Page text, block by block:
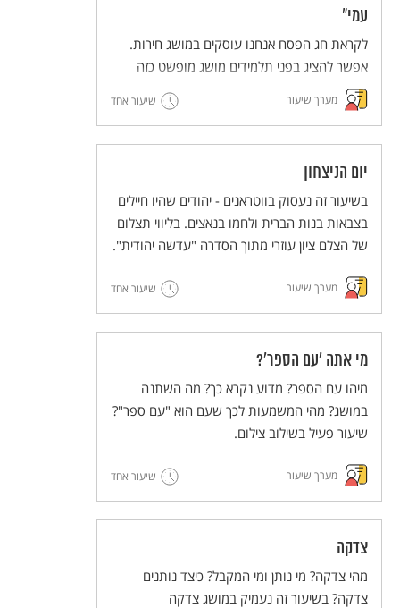
עמי"
לקראת חג הפסח אנחנו עוסקים במושג חירות.
אפשר להציג בפני תלמידים מושג מופשט כזה
באמצעות אירועים שהתרחשו במציאות. המשותף
לשני האירועים האלה הוא השימוש בפסוק "שלח
מערך שיעור שיעור אחד
יום הניצחון
בשיעור זה נעסוק בווטראנים - יהודים שהיו חיילים
בצבאות בנות הברית ולחמו בנאצים. בליווי תצלום
של הצלם ציון עוזרי מתוך הסדרה "עדשה יהודית".
מערך שיעור שיעור אחד
מי אתה 'עם הספר'?
מיהו עם הספר? מדוע נקרא כך? מה השתנה
במושג? מהי המשמעות לכך שעם הוא "עם ספר"?
שיעור פעיל בשילוב צילום.
מערך שיעור שיעור אחד
צדקה
מהי צדקה? מי נותן ומי המקבל? כיצד נותנים
צדקה? בשיעור זה נעמיק במושג צדקה